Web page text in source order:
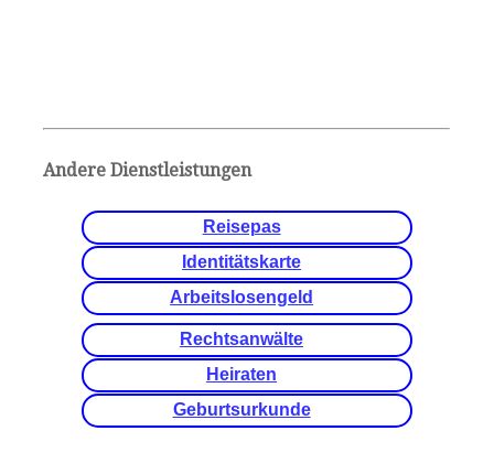
Andere Dienstleistungen
Reisepas
Identitätskarte
Arbeitslosengeld
Rechtsanwälte
Heiraten
Geburtsurkunde